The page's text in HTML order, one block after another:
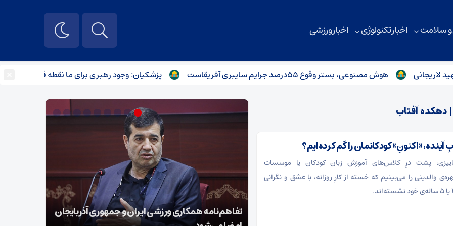
و سلامت اخبار تکنولوژی اخبار ورزشی
هوش مصنوعی، بستر وقوع 55درصد جرایم سایبری آفریقاست پزشکیان: وجود رهبری برای ما نقطه قوت است
دهکده آفتاب
آینده، «اکنونِ» کودکانمان را گم کرده‌ایم؟
پشت درِ کلاس‌های آموزش زبان کودکان یا موسسات
والدینی را می‌بینیم که خسته از کارِ روزانه، با عشق و نگرانی
بازداشت 21مزدور موساد و 4 شرور عضو باندهای